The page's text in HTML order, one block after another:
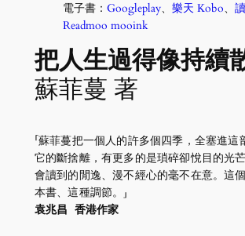
電子書： Googleplay、 樂天 Kobo、
Readmoo mooink
把人生過得像持續
蘇菲蔓 著
「蘇菲蔓把一個人的許多個四季，全塞進
它的斷捨離，有更多的是瑣碎卻悅目的光
會讀到的閒逸、漫不經心的毫不在意。這
本書、這種調節。」
袁兆昌 香港作家